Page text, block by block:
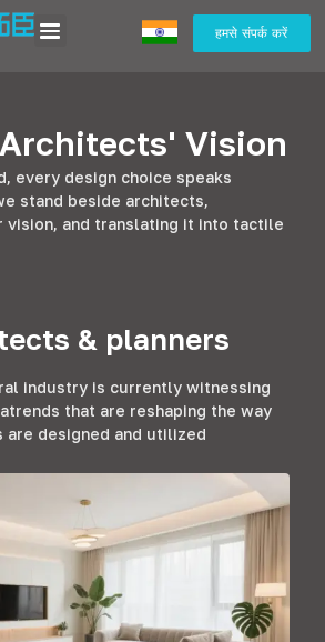
हमसे संपर्क करें
Vision
, every design choice speaks
stand beside architects,
vision, and translating it into tactile
& planners
industry is currently witnessing
that are reshaping the way
are designed and utilized